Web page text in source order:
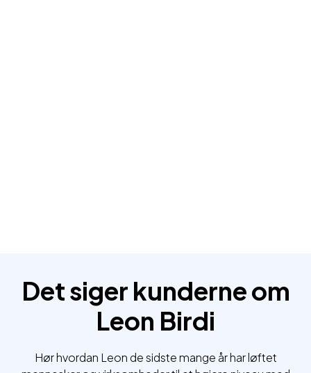
Det siger kunderne om
Leon Birdi
Hør hvordan Leon de sidste mange år har løftet